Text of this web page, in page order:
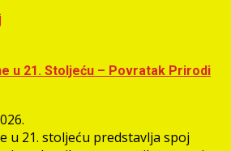
u 21. Stoljeću – Povratak Prirodi
u 21. stoljeću predstavlja spoj